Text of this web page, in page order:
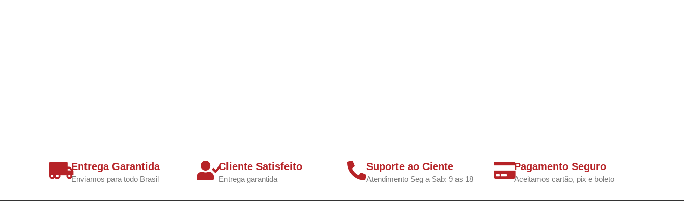
Entrega Garantida
Enviamos para todo Brasil
Cliente Satisfeito
Entrega garantida
Suporte ao Ciente
Atendimento Seg a Sab: 9 as 18
Pagamento Seguro
Aceitamos cartão, pix e boleto